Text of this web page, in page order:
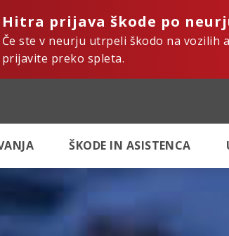
Hitra prijava škode po
Če ste v neurju utrpeli škodo na vozilih
prijavite preko spleta.
ŠKODE IN ASISTENCA